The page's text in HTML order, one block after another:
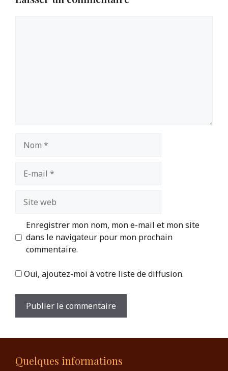
mail
web
Enregistrer mon nom, mon e-mail et mon site
dans le navigateur pour mon prochain
commentaire.
Oui, ajoutez-moi à votre liste de diffusion.
Quelques informations